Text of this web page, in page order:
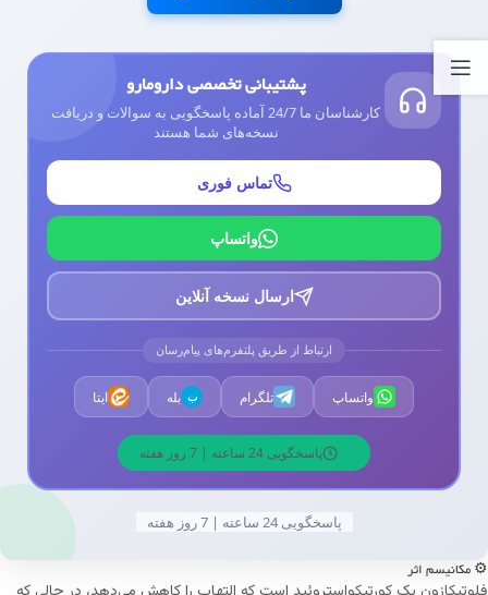
پشتیبانی تخصصی دارومارو
کارشناسان ما 24/7 آماده پاسخگویی به سوالات و دریافت
نسخه‌های شما هستند
تماس فوری
واتساپ
ارسال نسخه آنلاین
ارتباط از طریق پلتفرم‌های پیام‌رسان
واتساپ تلگرام ب بله ایتا
پاسخگویی 24 ساعته | 7 روز هفته
پاسخگویی 24 ساعته | 7 روز هفته
⚙️ مکانیسم اثر